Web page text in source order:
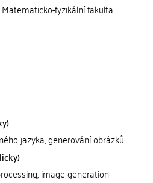
fyzikální fakulta
jazyka, generování obrázků
image generation